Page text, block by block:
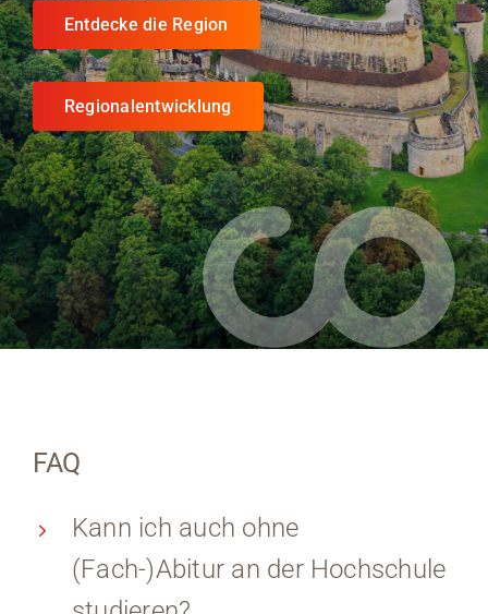
Entdecke die Region
Regionalentwicklung
FAQ
Kann ich auch ohne
(Fach-)Abitur an der Hochschule